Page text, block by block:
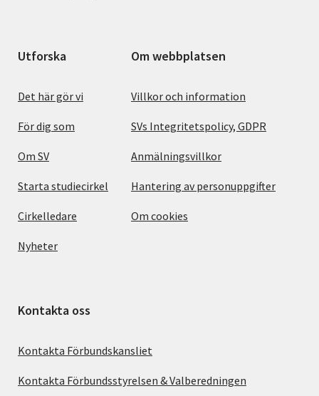
Utforska
Det här gör vi
För dig som
Om SV
Starta studiecirkel
Cirkelledare
Nyheter
Om webbplatsen
Villkor och information
SVs Integritetspolicy, GDPR
Anmälningsvillkor
Hantering av personuppgifter
Om cookies
Kontakta oss
Kontakta Förbundskansliet
Kontakta Förbundsstyrelsen & Valberedningen